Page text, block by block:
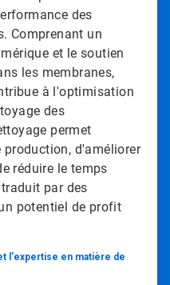
des
Comprenant un
et le soutien
les membranes,
à l'optimisation
des
permet
d'améliorer
réduire le temps
traduit par des
potentiel de profit
l'expertise en matière de